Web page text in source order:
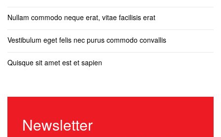
Nullam commodo neque erat, vitae facilisis erat
Vestibulum eget felis nec purus commodo convallis
Quisque sit amet est et sapien
Newsletter